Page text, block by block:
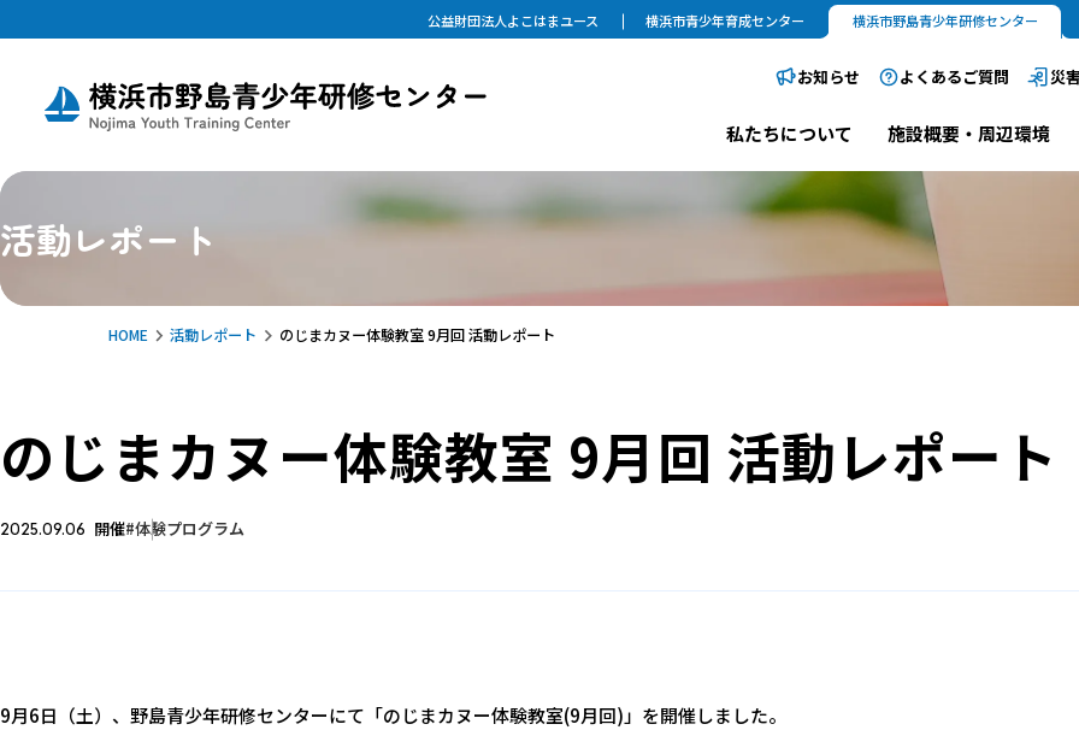
公益財団法人よこはまユース 横浜市青少年育成センター 横浜市野島青少年研修センター
お知らせ よくあるご質問 災
私たちについて 施設概要・周辺環境
活動レポート
HOME 活動レポート のじまカヌー体験教室 9月回 活動レポート
のじまカヌー体験教室 9月回 活動レポート
2025.09.06 開催 体験プログラム
9月6日（土）、野島青少年研修センターにて「のじまカヌー体験教室(9月回)」を開催しました。